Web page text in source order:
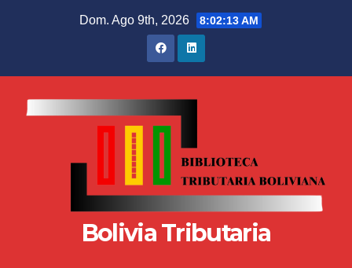
Dom. Ago 9th, 2026 8:02:14 AM
Bolivia Tributaria